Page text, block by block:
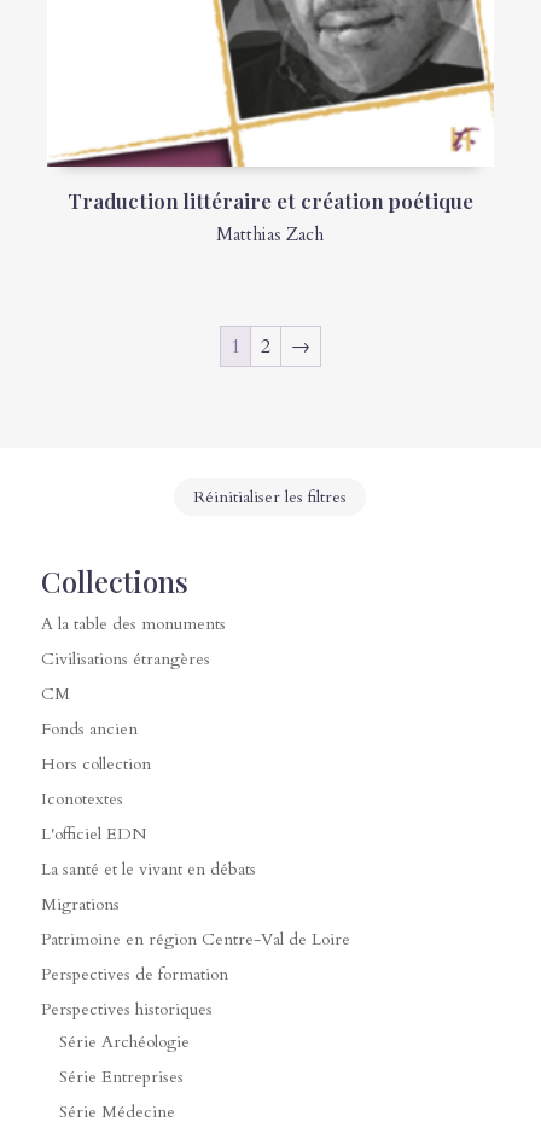
Traduction littéraire et création poétique
Matthias Zach
1 2 →
Réinitialiser les filtres
Collections
A la table des monuments
Civilisations étrangères
CM
Fonds ancien
Hors collection
Iconotextes
L'officiel EDN
La santé et le vivant en débats
Migrations
Patrimoine en région Centre-Val de Loire
Perspectives de formation
Perspectives historiques
Série Archéologie
Série Entreprises
Série Médecine